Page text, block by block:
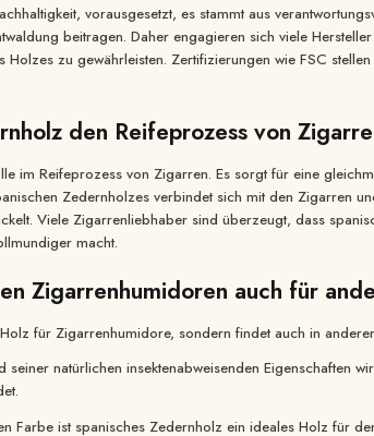
vorausgesetzt, es stammt aus
beitragen. Daher engagieren sich viele
zu gewährleisten. Zertifizierungen wie FSC
den Reifeprozess von
im Reifeprozess von Zigarren. Es sorgt für eine
Zedernholzes verbindet sich mit den Zigarren
Viele Zigarrenliebhaber sind überzeugt, dass
macht.
Zigarrenhumidoren auch für
für Zigarrenhumidore, sondern findet auch in
natürlichen insektenabweisenden Eigenschaften
Farbe ist spanisches Zedernholz ein ideales Holz für